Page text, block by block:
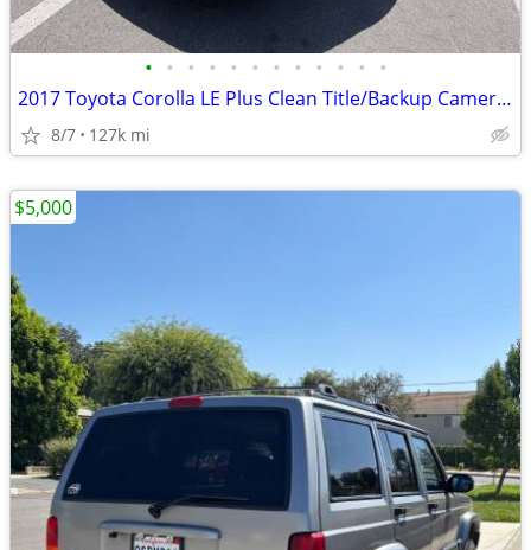
• • • • • • • • • • • •
2017 Toyota Corolla LE Plus Clean Title/Backup Camera/Runs Great!!
8/7 127k mi
$5,000